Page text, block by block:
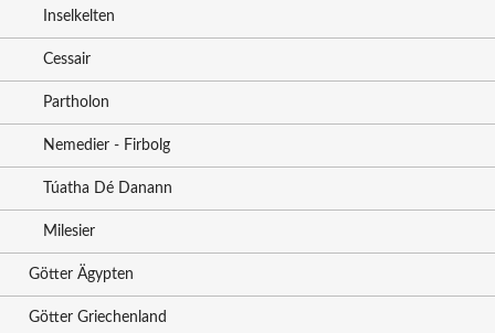
Inselkelten
Cessair
Partholon
Nemedier - Firbolg
Túatha Dé Danann
Milesier
Götter Ägypten
Götter Griechenland